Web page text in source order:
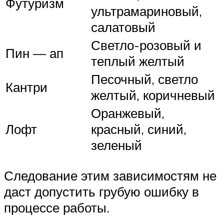
ультрамариновый,
салатовый
Пин — ап
Светло-розовый и
теплый желтый
Кантри
Песочный, светло
желтый, коричневый
Лофт
Оранжевый,
красный, синий,
зеленый
Следование этим зависимостям не
даст допустить грубую ошибку в
процессе работы.